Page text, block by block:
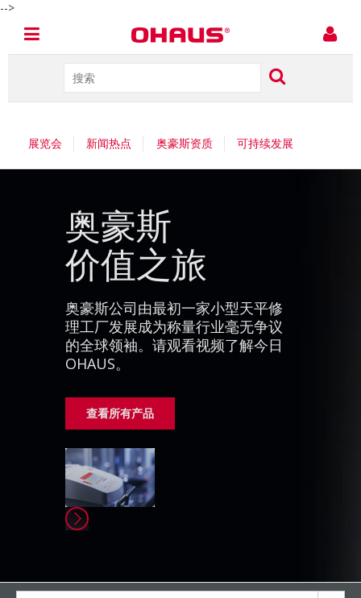
-->
展览会 新闻热点 奥豪斯资质 可持续发展
奥豪斯
价值之旅
奥豪斯公司由最初一家小型天平修
理工厂发展成为称量行业毫无争议
的全球领袖。请观看视频了解今日
OHAUS。
查看所有产品